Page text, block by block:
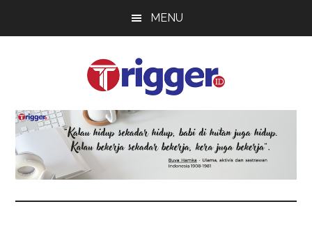
MENU
Trigger
Terkini